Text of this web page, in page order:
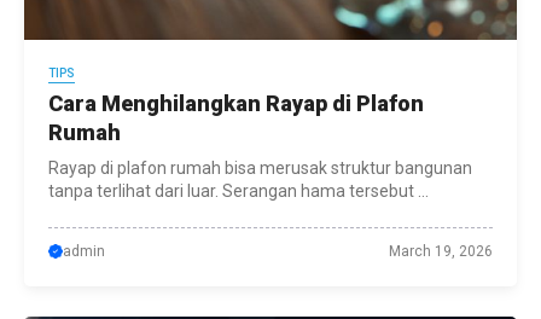
TIPS
Cara Menghilangkan Rayap di Plafon
Rumah
Rayap di plafon rumah bisa merusak struktur bangunan
tanpa terlihat dari luar. Serangan hama tersebut ...
admin March 19, 2026